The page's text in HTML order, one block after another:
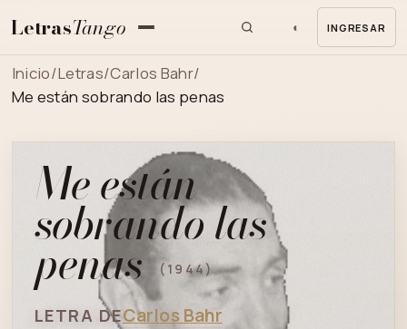
LetrasTango ◐ INGRESAR
Inicio/Letras/Carlos Bahr/
Me están sobrando las penas
Me están
sobrando las
penas (1944)
LETRA DECarlos Bahr